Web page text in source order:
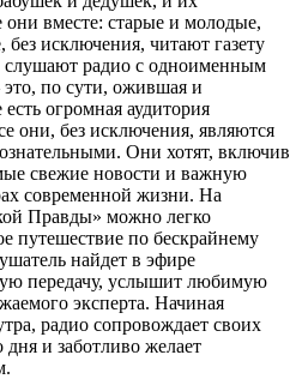
вместе: старые и молодые,
без исключения, читают газету
слушают радио с одноименным
по сути, ожившая и
огромная аудитория
они, без исключения, являются
Они хотят, включив
свежие новости и важную
современной жизни. На
Правды» можно легко
путешествие по бескрайнему
найдет в эфире
передачу, услышит любимую
эксперта. Начиная
радио сопровождает своих
дня и заботливо желает